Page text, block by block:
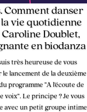
Comment danser
vie quotidienne
Caroline Doublet,
en biodanza
très heureuse de vous
le lancement de la deuxième
programme “A l’écoute de
voix”. Le principe ? Je vous
avec un petit groupe intime